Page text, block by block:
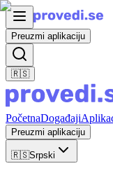
Preuzmi aplikaciju
🇷🇸
PočetnaDogađaji
Preuzmi aplikaciju
🇷🇸Srpski